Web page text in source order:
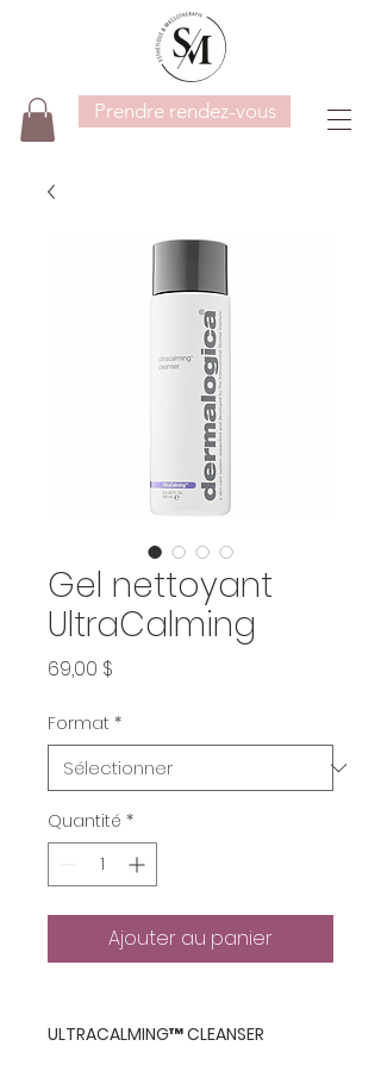
Prendre rendez-vous
Gel nettoyant
UltraCalming
69,00 $
Format *
Quantité *
Ajouter au panier
ULTRACALMING™ CLEANSER